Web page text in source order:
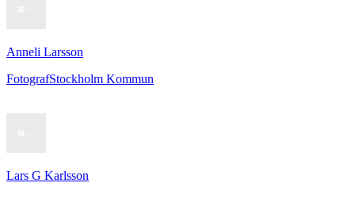
Anneli Larsson
FotografStockholm Kommun
Lars G Karlsson